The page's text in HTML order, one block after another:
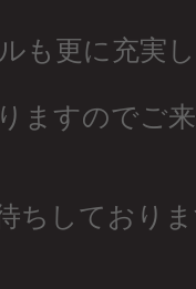
も更に充実
ますのでご
ちしており